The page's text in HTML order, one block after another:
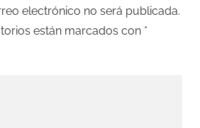
electrónico no será publicada.
están marcados con *